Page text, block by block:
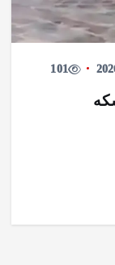
101